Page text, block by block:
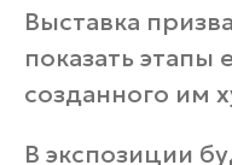
Выставка
показать этапы
созданного им
В экспозиции